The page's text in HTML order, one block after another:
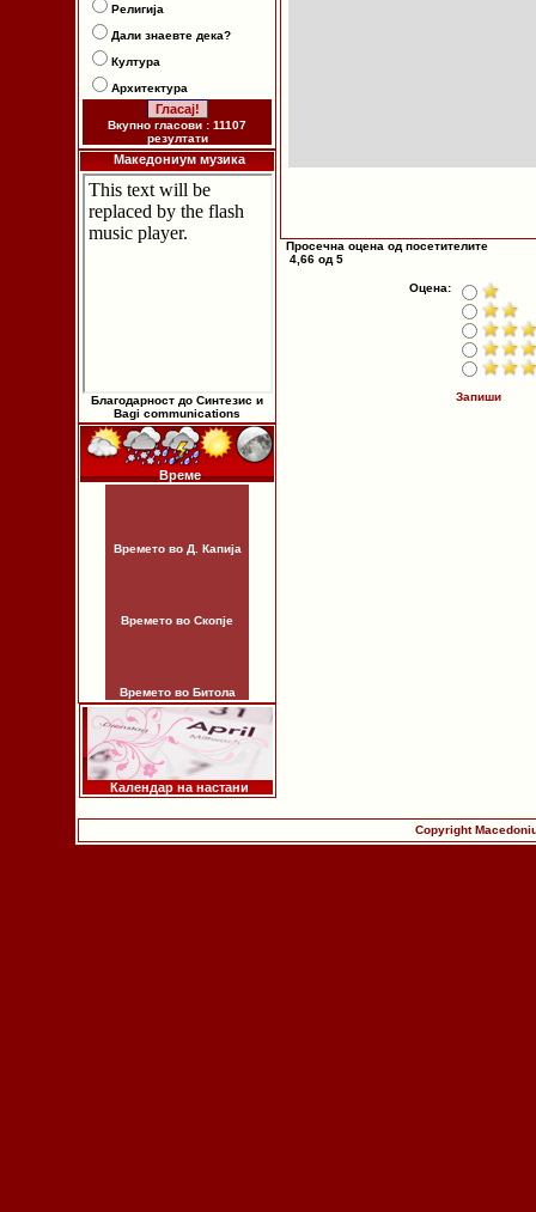
Религија
Дали знаевте дека?
Култура
Архитектура
Вкупно гласови : 11107
резултати
Македониум музика
Благодарност до Синтезис и
Bagi communications
Време
Времето во Д. Капија
Времето во Скопје
Времето во Битола
Календар на настани
Просечна оцена од посетителите
4,66 од 5
Оцена:
Запиши
Copyright